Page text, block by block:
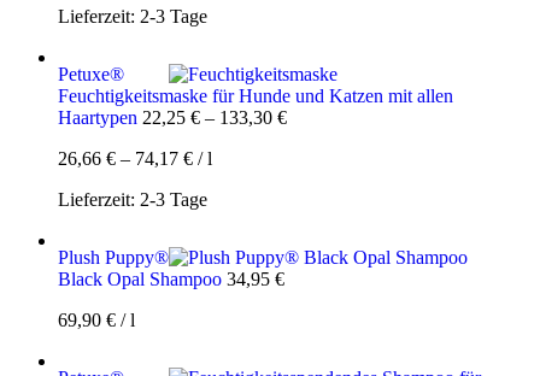
Lieferzeit: 2-3 Tage
Petuxe®
Feuchtigkeitsmaske für Hunde und Katzen mit allen
Haartypen 22,25 € – 133,30 €
26,66 € – 74,17 € /l
Lieferzeit: 2-3 Tage
Plush Puppy®
Black Opal Shampoo 34,95 €
69,90 € /l